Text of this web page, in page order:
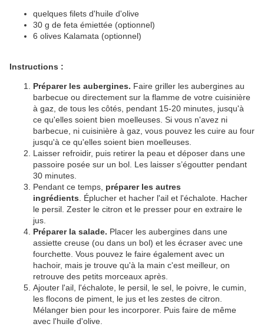
quelques filets d'huile d'olive
30 g de feta émiettée (optionnel)
6 olives Kalamata (optionnel)
Instructions :
Préparer les aubergines. Faire griller les aubergines au
barbecue ou directement sur la flamme de votre cuisinière
à gaz, de tous les côtés, pendant 15-20 minutes, jusqu'à
ce qu'elles soient bien moelleuses. Si vous n'avez ni
barbecue, ni cuisinière à gaz, vous pouvez les cuire au four
jusqu'à ce qu'elles soient bien moelleuses.
Laisser refroidir, puis retirer la peau et déposer dans une
passoire posée sur un bol. Les laisser s’égoutter pendant
30 minutes.
Pendant ce temps, préparer les autres
ingrédients . Éplucher et hacher l'ail et l'échalote. Hacher
le persil. Zester le citron et le presser pour en extraire le
jus.
Préparer la salade. Placer les aubergines dans une
assiette creuse (ou dans un bol) et les écraser avec une
fourchette. Vous pouvez le faire également avec un
hachoir, mais je trouve qu'à la main c'est meilleur, on
retrouve des petits morceaux après.
Ajouter l'ail, l'échalote, le persil, le sel, le poivre, le cumin,
les flocons de piment, le jus et les zestes de citron.
Mélanger bien pour les incorporer. Puis faire de même
avec l'huile d'olive.